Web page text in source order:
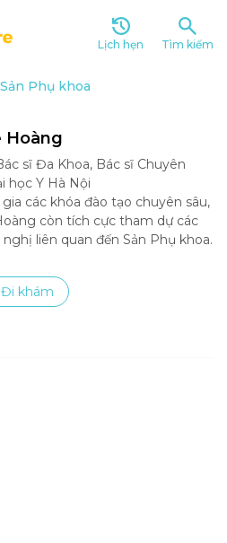
Lịch hẹn Tìm kiếm
Sản Phụ khoa
Hoàng
sĩ Đa Khoa, Bác sĩ Chuyên
học Y Hà Nội
các khóa đào tạo chuyên sâu,
còn tích cực tham dự các
liên quan đến Sản Phụ khoa.
Đi khám